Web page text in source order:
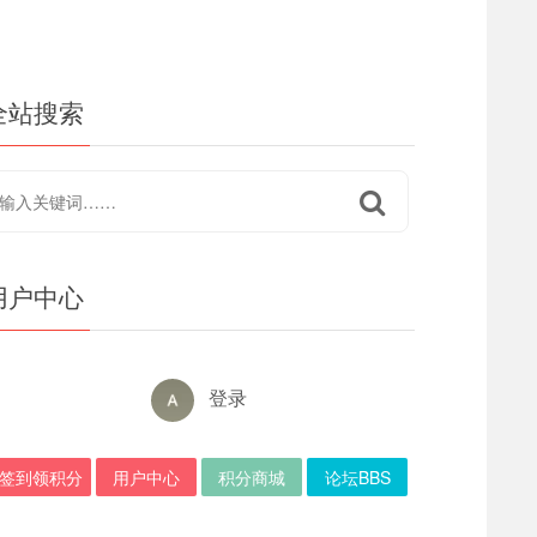
站搜索
户中心
登录
签到领积分 用户中心 积分商城 论坛BBS